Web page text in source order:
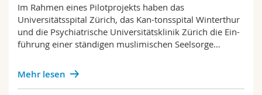
Im Rahmen eines Pilotprojekts haben das
Universitätsspital Zürich, das Kan-tonsspital Winterthur
und die Psychiatrische Universitätsklinik Zürich die Ein-
führung einer ständigen muslimischen Seelsorge…
Mehr lesen